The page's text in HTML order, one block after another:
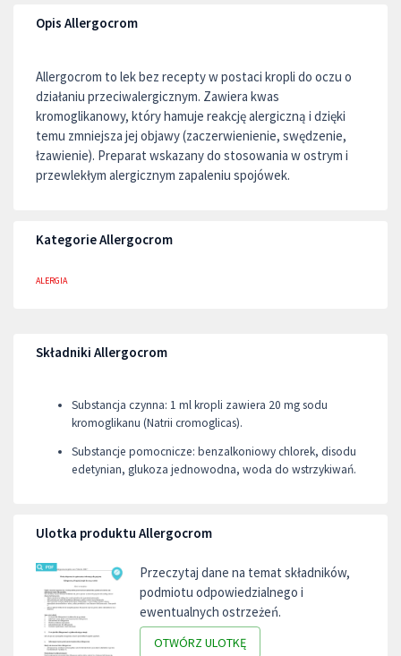
Opis Allergocrom
Allergocrom to lek bez recepty w postaci kropli do oczu o
działaniu przeciwalergicznym. Zawiera kwas
kromoglikanowy, który hamuje reakcję alergiczną i dzięki
temu zmniejsza jej objawy (zaczerwienienie, swędzenie,
łzawienie). Preparat wskazany do stosowania w ostrym i
przewlekłym alergicznym zapaleniu spojówek.
Kategorie Allergocrom
ALERGIA
Składniki Allergocrom
Substancja czynna: 1 ml kropli zawiera 20 mg sodu
kromoglikanu (Natrii cromoglicas).
Substancje pomocnicze: benzalkoniowy chlorek, disodu
edetynian, glukoza jednowodna, woda do wstrzykiwań.
Ulotka produktu Allergocrom
Przeczytaj dane na temat składników,
podmiotu odpowiedzialnego i
ewentualnych ostrzeżeń.
OTWÓRZ ULOTKĘ